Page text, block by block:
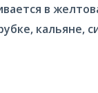
в
кальяне,